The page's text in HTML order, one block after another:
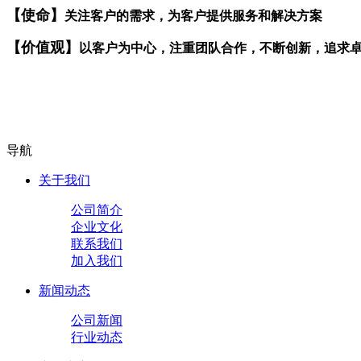
【使命】 关注客户的需求，为客户提供服务和解决方案
【价值观】 以客户为中心，注重团队合作，不断创新，追求
导航
关于我们
公司简介
企业文化
联系我们
加入我们
新闻动态
公司新闻
行业动态